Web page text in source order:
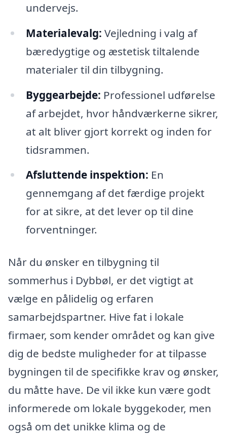
undervejs.
Materialevalg: Vejledning i valg af
bæredygtige og æstetisk tiltalende
materialer til din tilbygning.
Byggearbejde: Professionel udførelse
af arbejdet, hvor håndværkerne sikrer,
at alt bliver gjort korrekt og inden for
tidsrammen.
Afsluttende inspektion: En
gennemgang af det færdige projekt
for at sikre, at det lever op til dine
forventninger.
Når du ønsker en tilbygning til
sommerhus i Dybbøl, er det vigtigt at
vælge en pålidelig og erfaren
samarbejdspartner. Hive fat i lokale
firmaer, som kender området og kan give
dig de bedste muligheder for at tilpasse
bygningen til de specifikke krav og ønsker,
du måtte have. De vil ikke kun være godt
informerede om lokale byggekoder, men
også om det unikke klima og de